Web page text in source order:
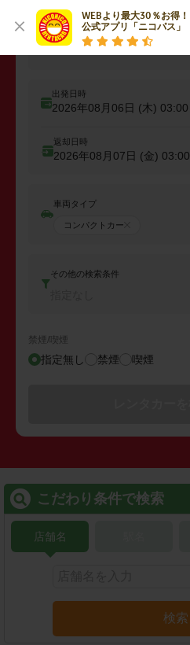
WEBより最大30％お得！
公式アプリ「ニコパス」
出発
出発店舗、エリアを入力
出発日時
2026年08月06日 (木) 03:00
返却日時
2026年08月07日 (金) 03:00
車両タイプ
コンパクトカー
その他の検索条件
禁煙/喫煙
指定無し 禁煙 喫煙
こだわり条件で検索
店舗名
検索